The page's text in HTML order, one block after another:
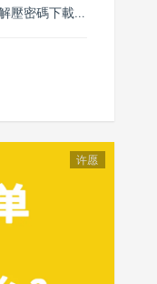
您好鄭先生～～好像無法使用解壓密碼下載最新的4.0.4版本，不知能否請你協助排除障礙～
许愿